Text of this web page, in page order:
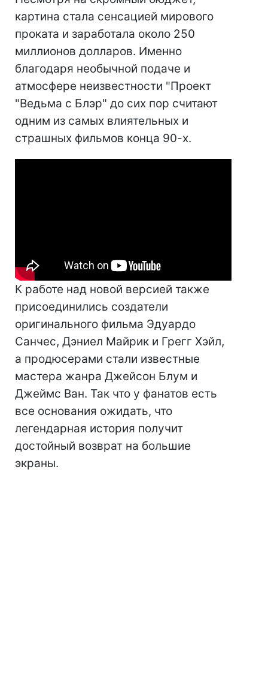
картина стала сенсацией мирового
проката и заработала около 250
миллионов долларов. Именно
благодаря необычной подаче и
атмосфере неизвестности "Проект
"Ведьма с Блэр" до сих пор считают
одним из самых влиятельных и
страшных фильмов конца 90-х.
К работе над новой версией также
присоединились создатели
оригинального фильма Эдуардо
Санчес, Дэниел Майрик и Грегг Хэйл,
а продюсерами стали известные
мастера жанра Джейсон Блум и
Джеймс Ван. Так что у фанатов есть
все основания ожидать, что
легендарная история получит
достойный возврат на большие
экраны.